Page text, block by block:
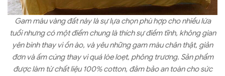
Gam màu vàng đất này là sự lựa chọn phù hợp cho nhiều lứa
tuổi nhưng có một điểm chung là thích sự điềm tĩnh, không gian
yên bình thay vì ồn ào, và yêu những gam màu chân thật, giản
đơn và ấm cúng thay vì quá lòe loẹt, phông trương. Sản phẩm
được làm từ chất liệu 100% cotton, đảm bảo an toàn cho sức